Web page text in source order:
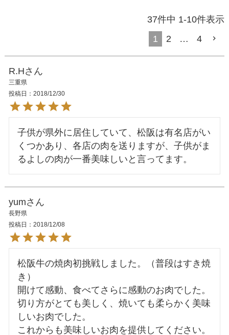
37件中 1-10件表示
1
2 … 4
R.H
三重県
投稿日
2018/12/30
子供が県外に居住していて、松阪は有名店がい
くつかあり、各店の肉を送りますが、子供がま
yum
長野県
投稿日
2018/12/08
松阪牛の焼肉初挑戦しました。（普段はすき焼
き）
開けて感動、食べてさらに感動のお肉でした。
切り方がとても美しく、焼いても柔らかく美味
しいお肉でした。